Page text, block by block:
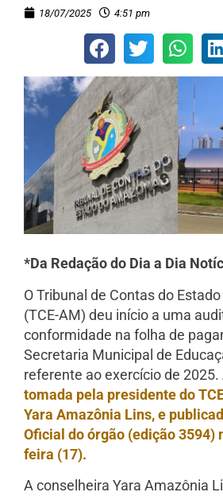
18/07/2025 4:51 pm
*Da Redação do Dia a Dia
O Tribunal de Contas do
(TCE-AM) deu início a uma
conformidade na folha de
Secretaria Municipal de
referente ao exercício de 2025.
tomada pela presidente do
Yara Amazônia Lins, e
Oficial do órgão (edição 3594)
feira (17).
A conselheira Yara Amazônia